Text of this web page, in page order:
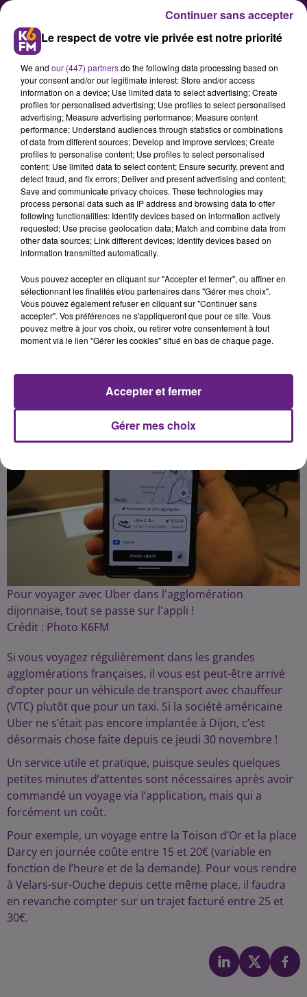
Voyager avec Uber à Dijon, c’est
désormais possible
Ce jeudi 30 novembre, la société
Uber a annoncé son lancement
officiel à Dijon ! Les utilisateurs de
l’applications peuvent désormais
l’agglomération dijonnaise.
Publié : 30 novembre 2023 à 15h05 par la rédaction
Pour voyager avec Uber dans l'agglomération
dijonnaise, tout se passe sur l'appli !
Crédit : Photo K6FM
Si vous voyagez régulièrement dans les grandes
agglomérations françaises, il vous est peut-être arrivé
d’opter pour un véhicule de transport avec chauffeur
(VTC) plutôt que pour un taxi. Si la société américaine
Uber ne s’était pas encore implantée à Dijon, c’est
désormais chose faite depuis ce jeudi 30 novembre !
Un service utile et pratique, puisque seules quelques
petites minutes d’attentes sont nécessaires après avoir
commandé un voyage via l’application, mais qui a
forcément un coût.
Pour exemple, un voyage entre la Toison d’Or et la place
Darcy en journée coûte entre 15 et 20€ (variable en
fonction de l’heure et de la demande). Pour vous rendre
à Velars-sur-Ouche depuis cette même place, il faudra
en revanche compter sur un trajet facturé entre 25 et
30€.
Le respect de votre vie privée est notre priorité
We and our (447) partnersdo the following data processing based on
your consent and/or our legitimate interest: Store and/or access
information on a device; Use limited data to select advertising; Create
profiles for personalised advertising; Use profiles to select personalised
advertising; Measure advertising performance; Measure content
performance; Understand audiences through statistics or combinations
of data from different sources; Develop and improve services; Create
profiles to personalise content; Use profiles to select personalised
content; Use limited data to select content; Ensure security, prevent and
detect fraud, and fix errors; Deliver and present advertising and content;
Save and communicate privacy choices. These technologies may
process personal data such as IP address and browsing data to offer
following functionalities: Identify devices based on information actively
requested; Use precise geolocation data; Match and combine data from
other data sources; Link different devices; Identify devices based on
information transmitted automatically.
Vous pouvez accepter en cliquant sur "Accepter et fermer", ou affiner en
sélectionnant les finalités et/ou partenaires dans "Gérer mes choix".
Vous pouvez également refuser en cliquant sur "Continuer sans
accepter". Vos préférences ne s'appliqueront que pour ce site. Vous
pouvez mettre à jour vos choix, ou retirer votre consentement à tout
moment via le lien "Gérer les cookies" situé en bas de chaque page.
Gérer mes choix
Accepter et fermer
Continuer sans accepter